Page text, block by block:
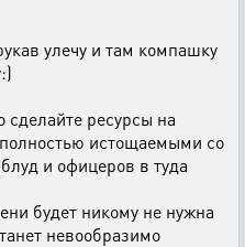
улечу и там компашку
ресурсы на
истощаемыми со
и офицеров в туда
будет никому не нужна
невообразимо